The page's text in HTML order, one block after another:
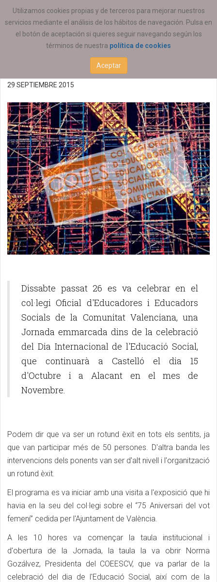
Utilizamos cookies propias y de terceros para mejorar nuestros
servicios mediante el análisis de los hábitos de navegación. Pulsa en
el botón de aceptación si quieres seguir navegando según los
términos de nuestra política de cookies
Aceptar
ESTÁ AQUÍ: ACTUALIDAD COEESCV
Jornada: *POLITICAS DE
GENERE I IGUALTAT.
29 SEPTIEMBRE 2015
Dissabte passat 26 es va celebrar en el
col·legi Oficial d'Educadores i Educadors
Socials de la Comunitat Valenciana, una
Jornada emmarcada dins de la celebració
del Dia Internacional de l'Educació Social,
que continuarà a Castelló el dia 15
d'Octubre i a Alacant en el mes de
Novembre.
Podem dir que va ser un rotund èxit en tots els sentits, ja
que van participar més de 50 persones. D'altra banda les
intervencions dels ponents van ser d'alt nivell i l'organització
un rotund èxit.
El programa es va iniciar amb una visita a l'exposició que hi
havia en la seu del col·legi sobre el “75 Aniversari del vot
femení” cedida per l'Ajuntament de València.
A les 10 hores va començar la taula institucional i
d'obertura de la Jornada, la taula la va obrir Norma
Gozálvez, Presidenta del COEESCV, que va parlar de la
celebració del dia de l'Educació Social, així com de la